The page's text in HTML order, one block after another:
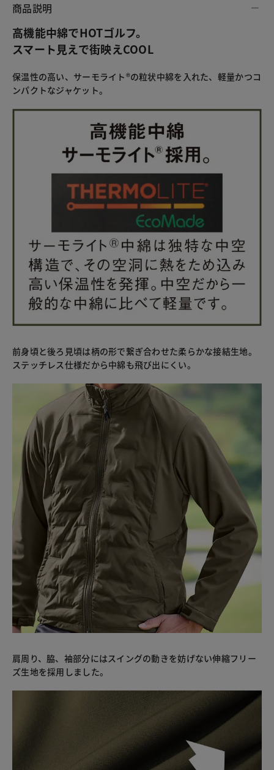
商品説明
高機能中綿でHOTゴルフ。
スマート見えで街映えCOOL
保温性の高い、サーモライト®の粒状中綿を入れた、軽量かつコ
ンパクトなジャケット。
前身頃と後ろ見頃は柄の形で繋ぎ合わせた柔らかな接結生地。
ステッチレス仕様だから中綿も飛び出にくい。
肩周り、脇、袖部分にはスイングの動きを妨げない伸縮フリー
ズ生地を採用しました。